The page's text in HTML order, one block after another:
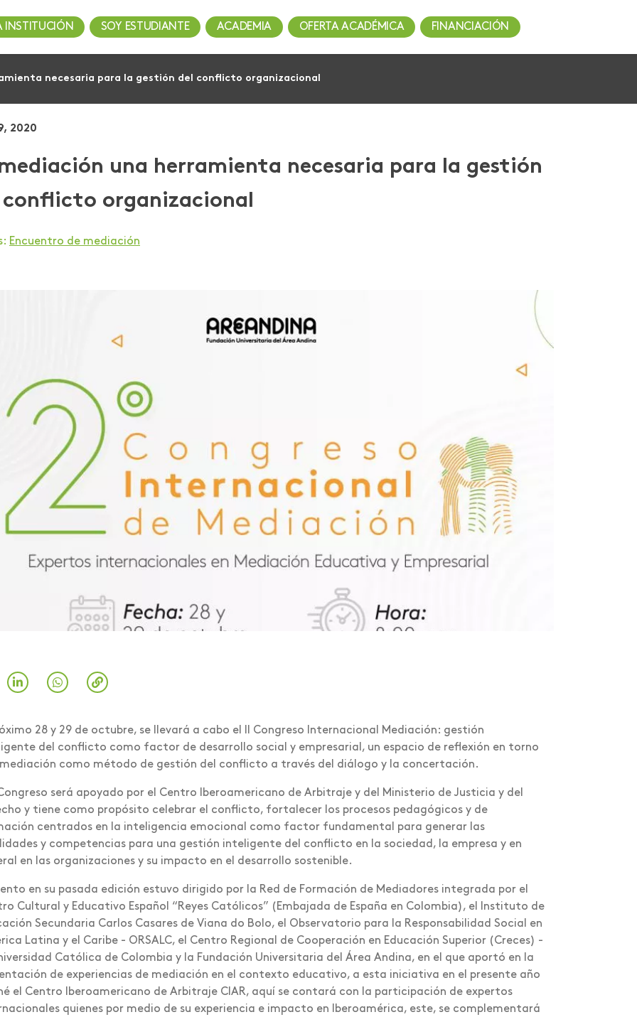
INSTITUCIÓN SOY ESTUDIANTE ACADEMIA OFERTA ACADÉMICA FINANCIACIÓN
necesaria para la gestión del conflicto organizacional
2020
una herramienta necesaria para la gestión
conflicto organizacional
Encuentro de mediación
28 y 29 de octubre, se llevará a cabo el II Congreso Internacional Mediación: gestión
del conflicto como factor de desarrollo social y empresarial, un espacio de reflexión en torno
como método de gestión del conflicto a través del diálogo y la concertación.
será apoyado por el Centro Iberoamericano de Arbitraje y del Ministerio de Justicia y del
y tiene como propósito celebrar el conflicto, fortalecer los procesos pedagógicos y de
centrados en la inteligencia emocional como factor fundamental para generar las
y competencias para una gestión inteligente del conflicto en la sociedad, la empresa y en
en las organizaciones y su impacto en el desarrollo sostenible.
en su pasada edición estuvo dirigido por la Red de Formación de Mediadores integrada por el
Cultural y Educativo Español “Reyes Católicos” (Embajada de España en Colombia), el Instituto de
Secundaria Carlos Casares de Viana do Bolo, el Observatorio para la Responsabilidad Social en
Latina y el Caribe - ORSALC, el Centro Regional de Cooperación en Educación Superior (Creces) -
Católica de Colombia y la Fundación Universitaria del Área Andina, en el que aportó en la
de experiencias de mediación en el contexto educativo, a esta iniciativa en el presente año
el Centro Iberoamericano de Arbitraje CIAR, aquí se contará con la participación de expertos
quienes por medio de su experiencia e impacto en Iberoamérica, este, se complementará